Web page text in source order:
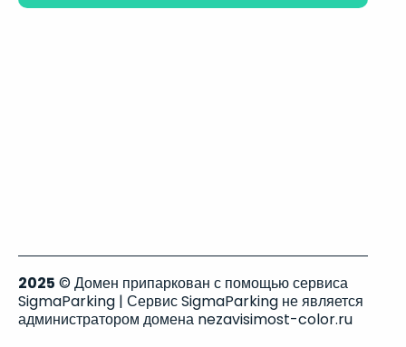
2025 © Домен припаркован с помощью сервиса
SigmaParking | Сервис SigmaParking не является
администратором домена nezavisimost-color.ru